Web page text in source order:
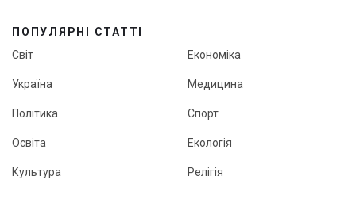
ПОПУЛЯРНІ СТАТТІ
Світ
Україна
Політика
Освіта
Культура
Економіка
Медицина
Спорт
Екологія
Релігія